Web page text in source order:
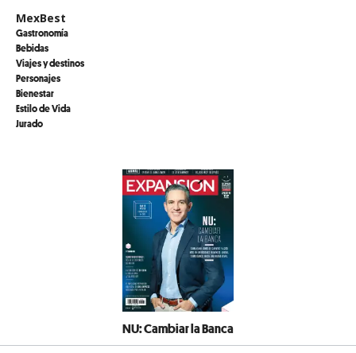
MexBest
Gastronomía
Bebidas
Viajes y destinos
Personajes
Bienestar
Estilo de Vida
Jurado
NU: Cambiar la Banca